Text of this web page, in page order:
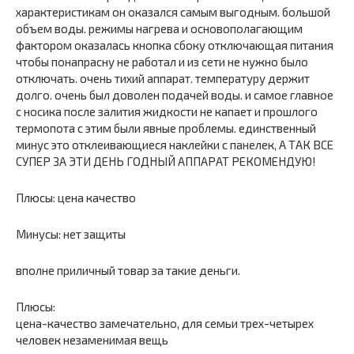
характеристикам он оказался самым выгодным. большой
объем воды. режимы нагрева и основополагающим
фактором оказалась кнопка сбоку отключающая питания
чтобы понапрасну не работал и из сети не нужно было
отключать. очень тихий аппарат. температуру держит
долго. очень был доволен подачей воды. и самое главное
с носика после залития жидкости не капает и прошлого
термопота с этим были явные проблемы. единственный
минус это отклеивающиеся наклейки с панелек, А ТАК ВСЕ
СУПЕР ЗА ЭТИ ДЕНЬ ГОДНЫЙ АППАРАТ РЕКОМЕНДУЮ!
Плюсы: цена качество
Минусы: нет защиты
вполне приличный товар за такие деньги.
Плюсы:
цена-качество замечательно, для семьи трех-четырех
человек незаменимая вещь